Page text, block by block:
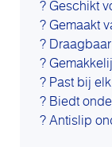
? Geschikt
? Gemaakt
?
?
? Past bij
? Biedt
? Antislip